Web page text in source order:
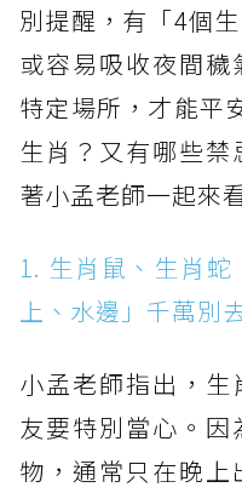
別提醒，有「4個
或容易吸收夜間
特定場所，才能平
生肖？又有哪些
著小孟老師一起來
1. 生肖鼠、生肖
上、水邊」千萬別
小孟老師指出，生
友要特別當心。
物，通常只在晚